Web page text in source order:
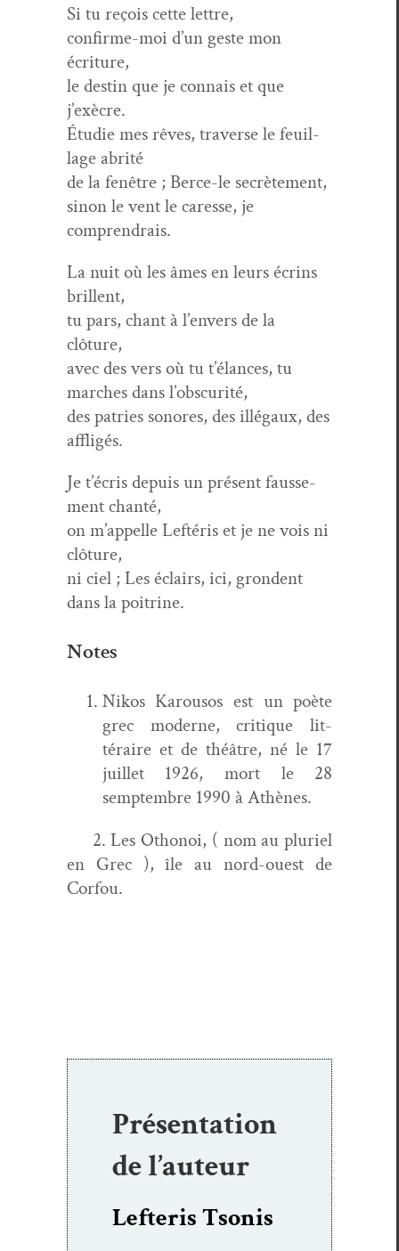
Si tu reçois cette lettre,
con­firme-moi d’un geste mon
écriture,
le des­tin que je con­nais et que
j’exècre.
Étudie mes rêves, tra­verse le feuil­
lage abrité
de la fenêtre ; Berce-le secrètement,
sinon le vent le caresse, je
comprendrais.
La nuit où les âmes en leurs écrins
brillent,
tu pars, chant à l’en­vers de la
clôture,
avec des vers où tu t’élances, tu
march­es dans l’obscurité,
des patries sonores, des illé­gaux, des
affligés.
Je t’écris depuis un présent fausse­
ment chanté,
on m’ap­pelle Left­éris et je ne vois ni
clôture,
ni ciel ; Les éclairs, ici, gron­dent
dans la poitrine.
Notes
Nikos Karousos est un poète
grec mod­erne, cri­tique lit­
téraire et de théâtre, né le 17
juil­let 1926, mort le 28
semptem­bre 1990 à Athènes.
2. Les Oth­onoi, ( nom au pluriel
en Grec ), île au nord-ouest de
Corfou.
Présentation
de l’auteur
Lefteris Tsonis